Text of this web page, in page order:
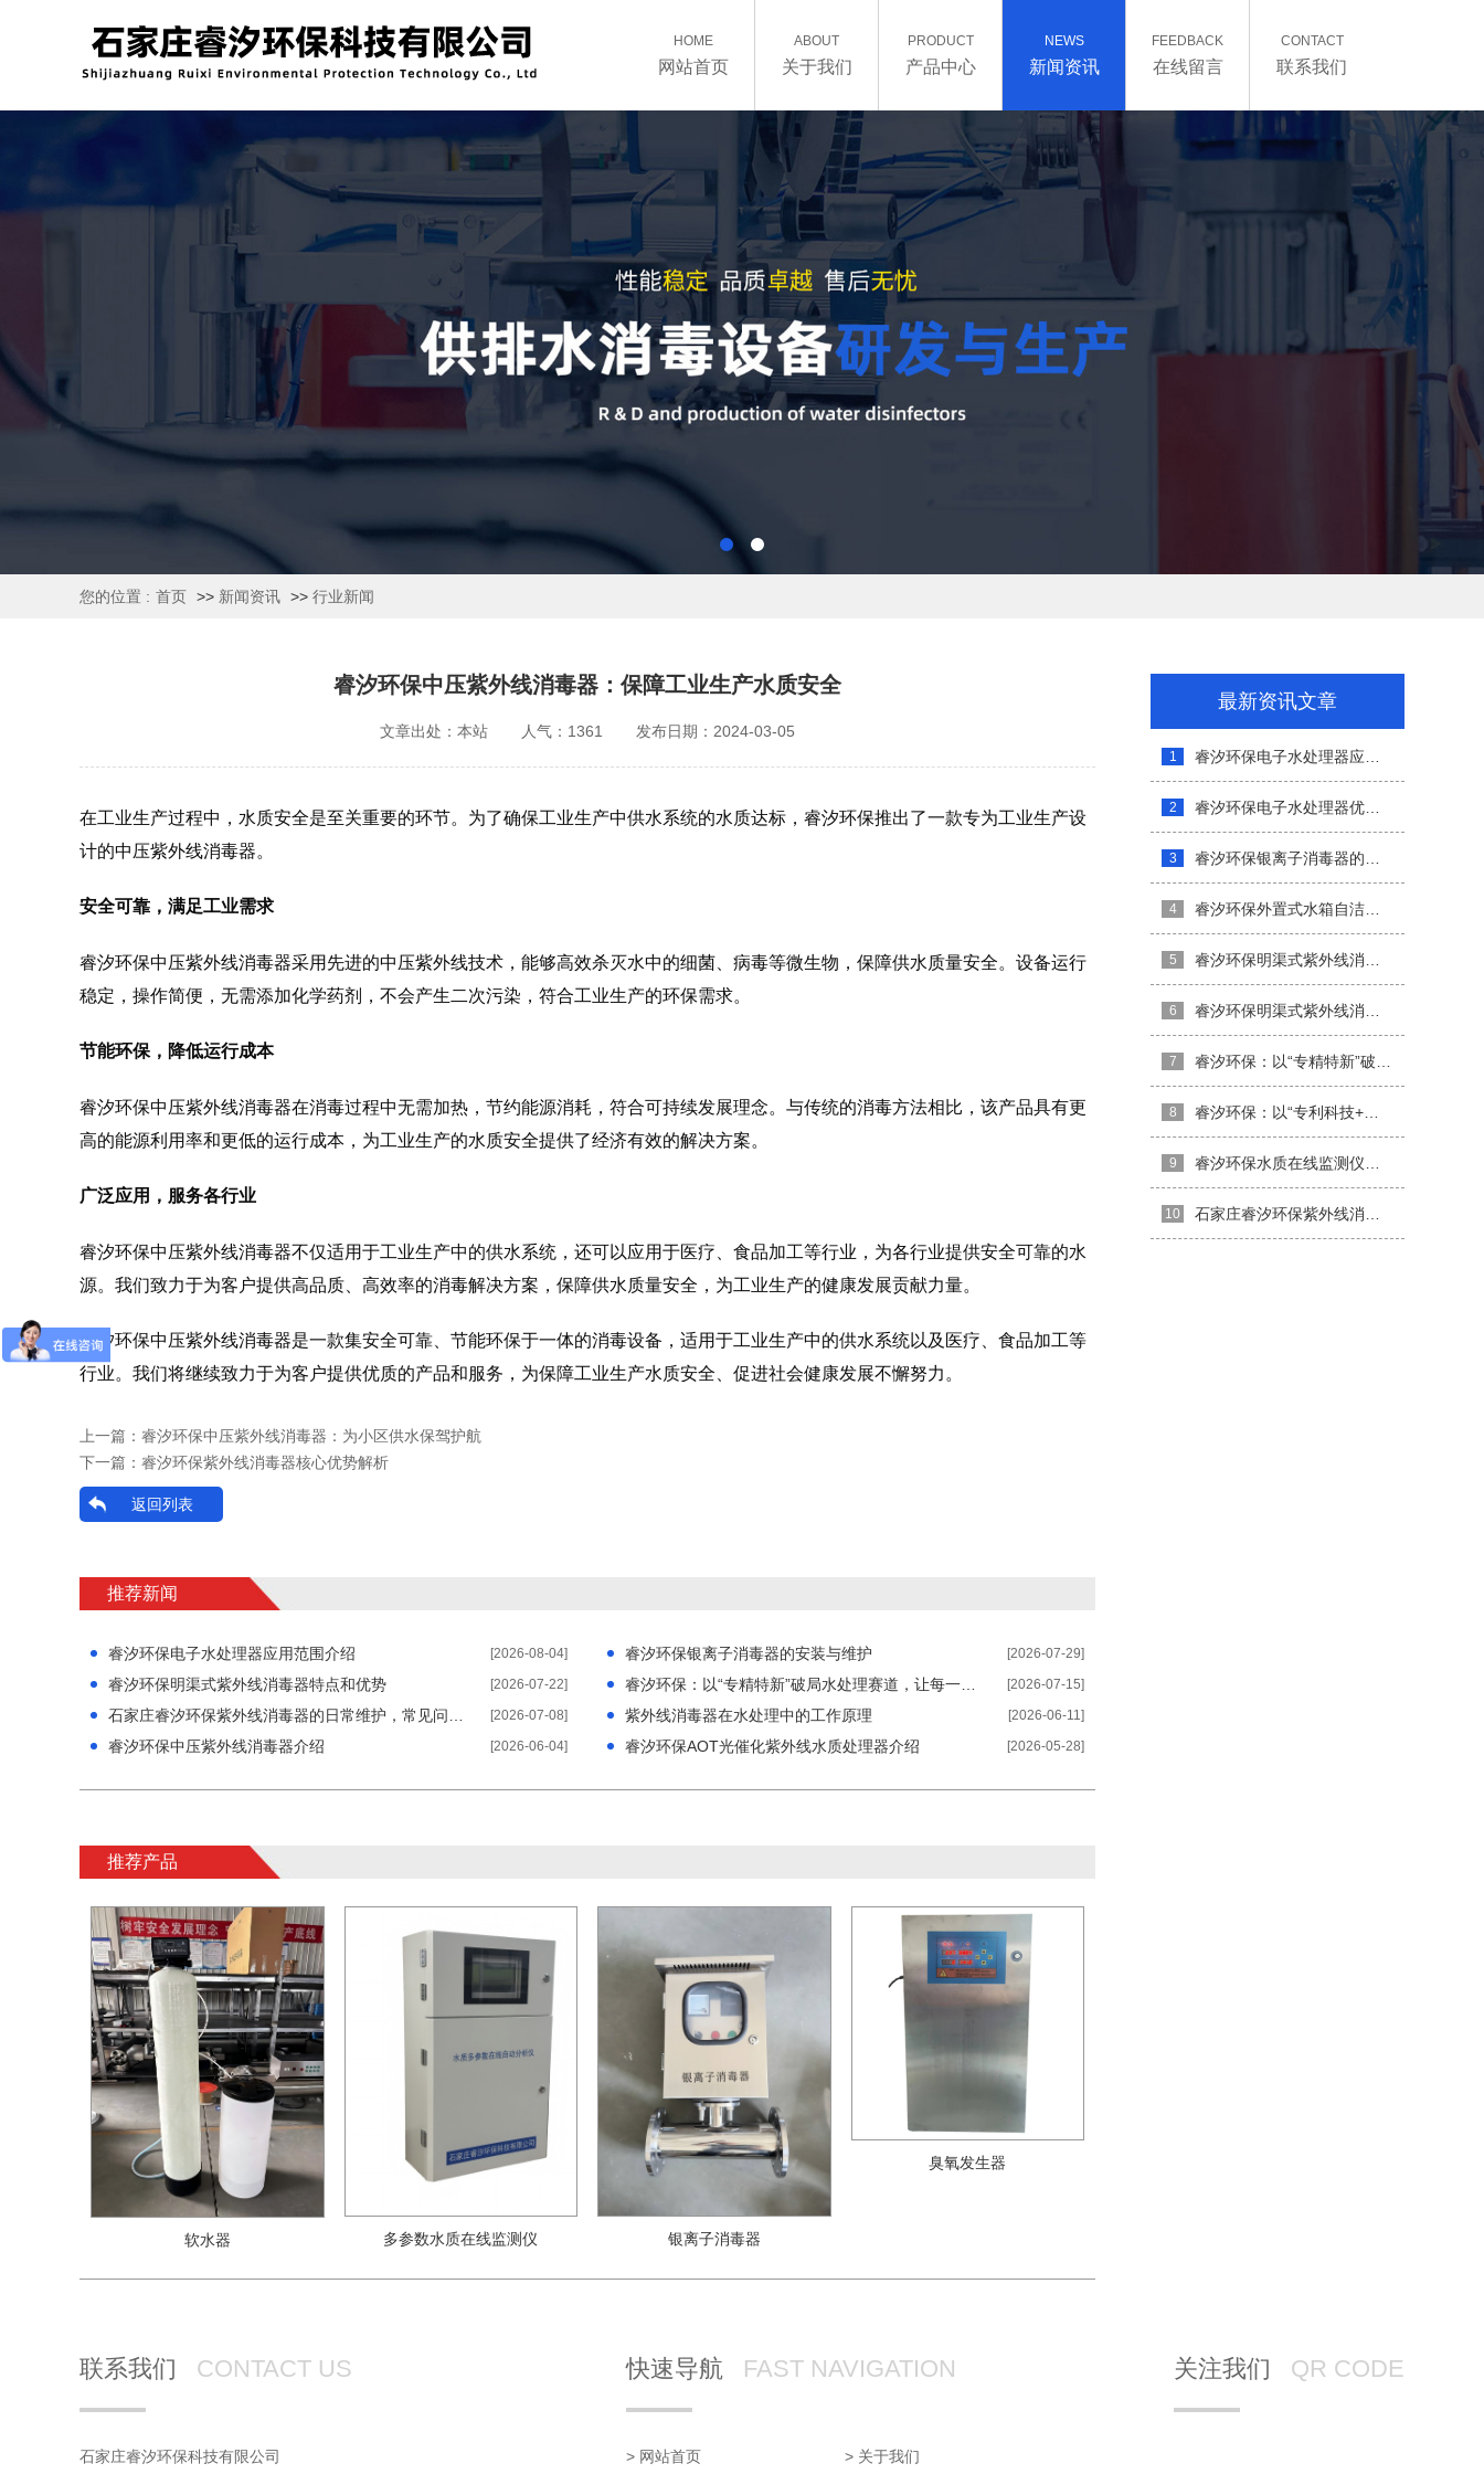
HOME
网站首页
ABOUT
关于我们
PRODUCT
产品中心
NEWS
新闻资讯
FEEDBACK
在线留言
CONTACT
联系我们
您的位置 : 首页 >> 新闻资讯 >> 行业新闻
睿汐环保中压紫外线消毒器：保障工业生产水质安全
文章出处：本站 人气：1361 发布日期：2024-03-05
在工业生产过程中，水质安全是至关重要的环节。为了确保工业生产中供水系统的水质达标，睿汐环保推出了一款专为工业生产设
计的中压紫外线消毒器。
安全可靠，满足工业需求
睿汐环保中压紫外线消毒器采用先进的中压紫外线技术，能够高效杀灭水中的细菌、病毒等微生物，保障供水质量安全。设备运行
稳定，操作简便，无需添加化学药剂，不会产生二次污染，符合工业生产的环保需求。
节能环保，降低运行成本
睿汐环保中压紫外线消毒器在消毒过程中无需加热，节约能源消耗，符合可持续发展理念。与传统的消毒方法相比，该产品具有更
高的能源利用率和更低的运行成本，为工业生产的水质安全提供了经济有效的解决方案。
广泛应用，服务各行业
睿汐环保中压紫外线消毒器不仅适用于工业生产中的供水系统，还可以应用于医疗、食品加工等行业，为各行业提供安全可靠的水
源。我们致力于为客户提供高品质、高效率的消毒解决方案，保障供水质量安全，为工业生产的健康发展贡献力量。
睿汐环保中压紫外线消毒器是一款集安全可靠、节能环保于一体的消毒设备，适用于工业生产中的供水系统以及医疗、食品加工等
行业。我们将继续致力于为客户提供优质的产品和服务，为保障工业生产水质安全、促进社会健康发展不懈努力。
上一篇： 睿汐环保中压紫外线消毒器：为小区供水保驾护航
下一篇： 睿汐环保紫外线消毒器核心优势解析
返回列表
推荐新闻
睿汐环保电子水处理器应用范围介绍 [2026-08-04] 睿汐环保银离子消毒器的安装与维护 [2026-07-29]
睿汐环保明渠式紫外线消毒器特点和优势 [2026-07-22] [2026-07-15]
[2026-07-08] 紫外线消毒器在水处理中的工作原理 [2026-06-11]
睿汐环保中压紫外线消毒器介绍 [2026-06-04] 睿汐环保AOT光催化紫外线水质处理器介绍 [2026-05-28]
推荐产品
软水器 多参数水质在线监测仪 银离子消毒器
臭氧发生器
最新资讯文章
1
2
3
4
5
6
7
8
9
10
联系我们 CONTACT US
石家庄睿汐环保科技有限公司
快速导航 FAST NAVIGATION
> 网站首页 > 关于我们
关注我们 QR CODE